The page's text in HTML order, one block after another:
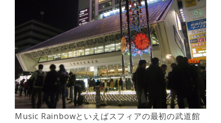
Music Rainbowといえばスフィアの最初の武道館